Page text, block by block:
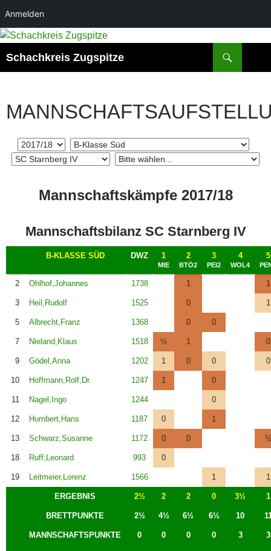
Anmelden
Zum
springen
Schachkreis Zugspitze
Mannschaftskämpfe 2017/18
Mannschaftsbilanz SC Starnberg IV
B-KLASSE SÜD DWZ 1
MIE
2
BTÖ2
3
PEI2
4
WOL4
5
2 Ohlhof,Johannes 1738 1 1
3 Heil,Rudolf 1525 0 1
5 Albrecht,Franz 1368 0 0
7 Nieland,Klaus 1518 ½ 1 0
9 Gödel,Anna 1202 1 0 0 0
10 Hoffmann,Rolf,Dr. 1247 1 0
11 Nagel,Ingo 1244 0
12 Humbert,Hans 1187 0 1
13 Schwarz,Susanne 1172 0 0 ½
18 Ruff,Leonard 993 0
19 Leitmeier,Lorenz 1566 1 1
ERGEBNIS 2½ 2 2 0 3½ 1
BRETTPUNKTE 2½ 4½ 6½ 6½ 10
MANNSCHAFTSPUNKTE 0 0 0 0 3 3